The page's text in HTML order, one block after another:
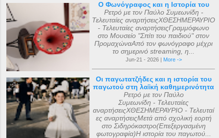
Ο Φωνόγραφος και η Ιστορία του
Ρετρό με τον Παύλο Συμεωνίδη -
Τελευταίες αναρτήσειςΧΘΕΣΗΜΕΡΑΥΡΙΟ
- Τελευταίες αναρτήσειςΓραμμόφωνο
στο Μουσείο "Σπίτι του παιδιού" στον
ΠρομαχώναΑπό τον φωνόγραφο μέχρι
το σημερινό streaming, η...
Jun-21 - 2026 | More ->
Οι παγωτατζήδες και η ιστορία του
παγωτού στη λαϊκή καθημερινότητα
Ρετρό με τον Παύλο
Συμεωνίδη - Τελευταίες
αναρτήσειςΧΘΕΣΗΜΕΡΑΥΡΙΟ - Τελευταί
ες αναρτήσειςΜετά από σχολική εορτή
στο Σιδηρόκαστρο(Επεξεργασμένη
φωτογραφία)Η ιστορία του παγωτού...